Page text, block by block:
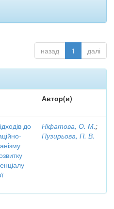
назад 1 далі
Автор(и)
до
Ніфатова, О. М.;
Пузирьова, П. В.